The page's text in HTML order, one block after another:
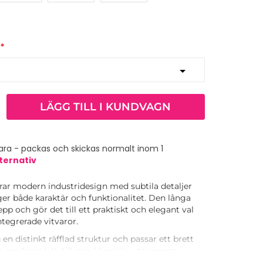
LÄGG TILL I KUNDVAGN
- packas och skickas normalt inom 1
modern industridesign med subtila detaljer
både karaktär och funktionalitet. Den långa
och gör det till ett praktiskt och elegant val
vitvaror.
distinkt räfflad struktur och passar ett brett